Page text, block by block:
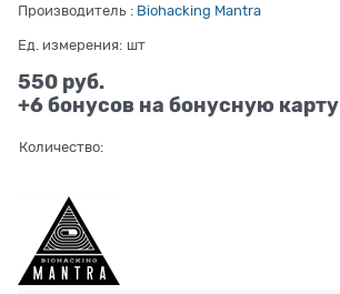
Производитель : Biohacking Mantra
Ед. измерения: шт
550 руб.
+6 бонусов на бонусную карту
Количество: